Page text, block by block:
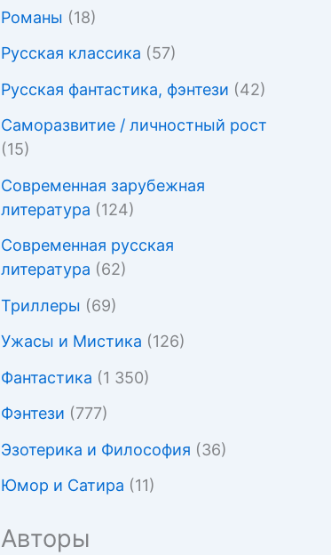
Романы (18)
Русская классика (57)
Русская фантастика, фэнтези (42)
Саморазвитие / личностный рост
(15)
Современная зарубежная
литература (124)
Современная русская
литература (62)
Триллеры (69)
Ужасы и Мистика (126)
Фантастика (1 350)
Фэнтези (777)
Эзотерика и Философия (36)
Юмор и Сатира (11)
Авторы